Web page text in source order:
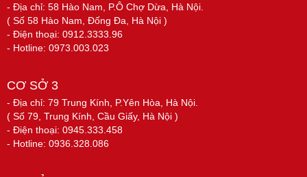
- Địa chỉ: 58 Hào Nam, P.Ô Chợ Dừa, Hà Nội.
( Số 58 Hào Nam, Đống Đa, Hà Nội )
- Điện thoại: 0912.3333.96
- Hotline: 0973.003.023
CƠ SỞ 3
- Địa chỉ: 79 Trung Kính, P.Yên Hòa, Hà Nội.
( Số 79, Trung Kính, Cầu Giấy, Hà Nội )
- Điện thoại: 0945.333.458
- Hotline: 0936.328.086